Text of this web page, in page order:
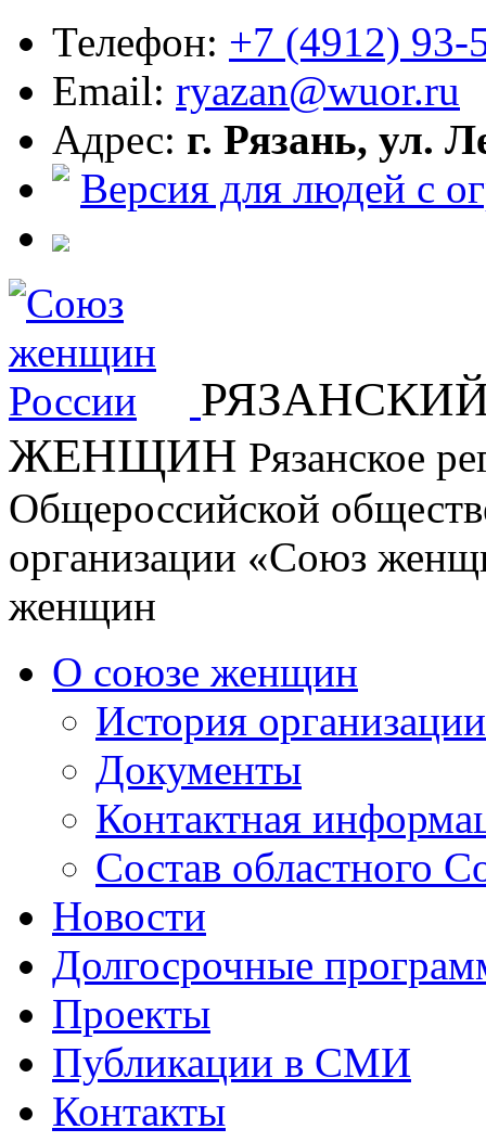
Телефон: +7 (4912) 93-
Email: ryazan@wuor.ru
Адрес: г. Рязань, ул.
Версия для людей с
ЖЕНЩИН Рязанское
Общероссийской
организации «Союз
женщин
О союзе женщин
История организации
Документы
Контактная
Состав областного
Новости
Долгосрочные
Проекты
Публикации в СМИ
Контакты